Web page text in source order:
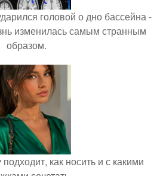
головой о дно бассейна -
изменилась самым странным
образом.
как носить и с какими